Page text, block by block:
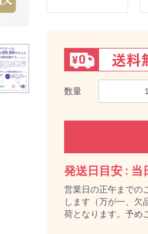
数量
発送日目安 : 当
営業日の正午までの
します（万が一、欠
荷となります。予め